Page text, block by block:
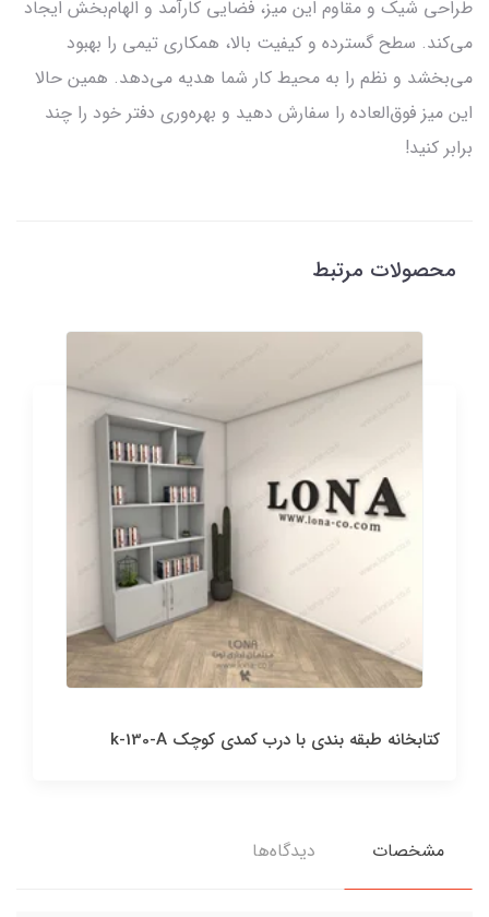
طراحی شیک و مقاوم این میز، فضایی کارآمد و الهام‌بخش ایجاد
می‌کند. سطح گسترده و کیفیت بالا، همکاری تیمی را بهبود
می‌بخشد و نظم را به محیط کار شما هدیه می‌دهد. همین حالا
این میز فوق‌العاده را سفارش دهید و بهره‌وری دفتر خود را چند
برابر کنید!
محصولات مرتبط
کتابخانه طبقه بندی با درب کمدی کوچک k-130-A
مشخصات دیدگاه‌ها